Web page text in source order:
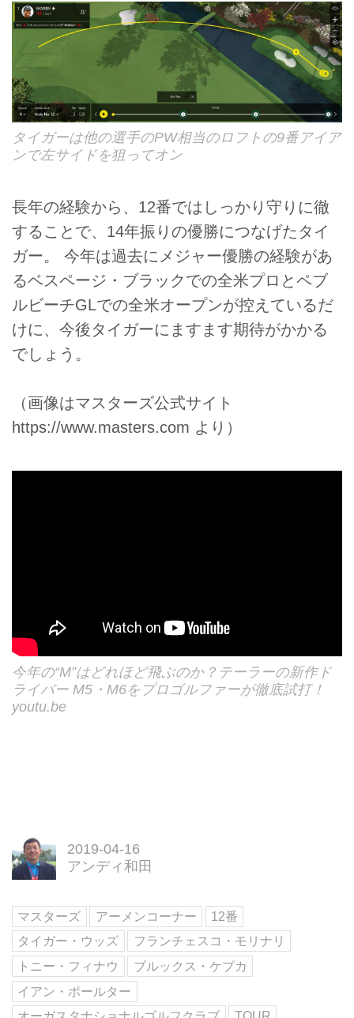
タイガーは他の選手のPW相当のロフトの9番アイア
ンで左サイドを狙ってオン
長年の経験から、12番ではしっかり守りに徹
することで、14年振りの優勝につなげたタイ
ガー。 今年は過去にメジャー優勝の経験があ
るベスページ・ブラックでの全米プロとペブ
ルビーチGLでの全米オープンが控えているだ
けに、今後タイガーにますます期待がかかる
でしょう。
（画像はマスターズ公式サイト
https://www.masters.com より）
今年の“M”はどれほど飛ぶのか？テーラーの新作ド
ライバー M5・M6をプロゴルファーが徹底試打！
youtu.be
2019-04-16
アンディ和田
マスターズ アーメンコーナー
12番
タイガー・ウッズ
フランチェスコ・モリナリ
トニー・フィナウ
ブルックス・ケプカ
イアン・ポールター